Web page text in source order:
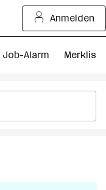
Anmelden
Job-Alarm Merkliste